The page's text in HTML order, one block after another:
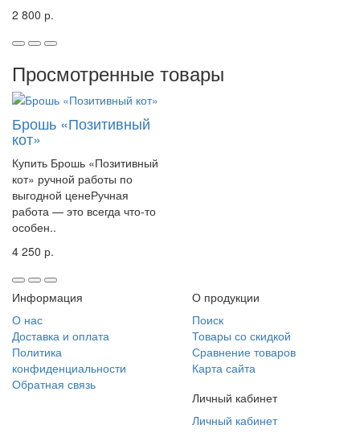
2 800 р.
Просмотренные товары
Брошь «Позитивный
кот»
Купить Брошь «Позитивный
кот» ручной работы по
выгодной ценеРучная
работа — это всегда что-то
особен..
4 250 р.
Информация
О нас
Доставка и оплата
Политика
конфиденциальности
Обратная связь
О продукции
Поиск
Товары со скидкой
Сравнение товаров
Карта сайта
Личный кабинет
Личный кабинет